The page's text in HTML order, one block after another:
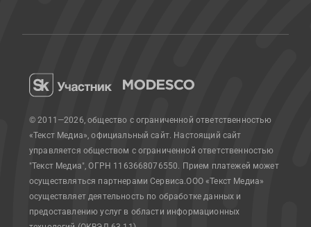
© 2011—2026, общество с ограниченной ответственностью
«Текст Медиа», официальный сайт. Настоящий сайт
управляется обществом с ограниченной ответственностью
"Текст Медиа", ОГРН 1163668076550. Прием платежей может
осуществляться партнерами Сервиса.ООО «Текст Медиа»
осуществляет деятельность по обработке данных и
предоставлению услуг в области информационных